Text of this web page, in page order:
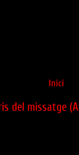
Inici
del missatge